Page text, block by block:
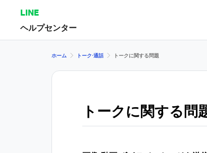
LINE
ヘルプセンター
ホーム トーク⋅通話 トークに関する問題
トークに関する問